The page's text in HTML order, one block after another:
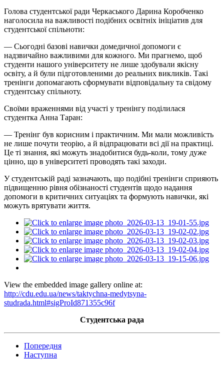
Голова студентської ради Черкаського Дарина Коробченко
наголосила на важливості подібних освітніх ініціатив для
студентської спільноти:
— Сьогодні базові навички домедичної допомоги є
надзвичайно важливими для кожного. Ми прагнемо, щоб
студенти нашого університету не лише здобували якісну
освіту, а й були підготовленими до реальних викликів. Такі
тренінги допомагають сформувати відповідальну та свідому
студентську спільноту.
Своїми враженнями від участі у тренінгу поділилася
студентка Анна Таран:
— Тренінг був корисним і практичним. Ми мали можливість
не лише почути теорію, а й відпрацювати всі дії на практиці.
Це ті знання, які можуть знадобитися будь-коли, тому дуже
цінно, що в університеті проводять такі заходи.
У студентській раді зазначають, що подібні тренінги сприяють
підвищенню рівня обізнаності студентів щодо надання
допомоги в критичних ситуаціях та формують навички, які
можуть врятувати життя.
View the embedded image gallery online at:
http://cdu.edu.ua/news/taktychna-medytsyna-
studrada.html#sigProId871355c96f
Студентська рада
Попередня
Наступна